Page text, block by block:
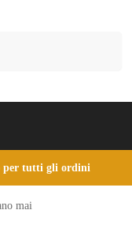
per tutti gli ordini
mai